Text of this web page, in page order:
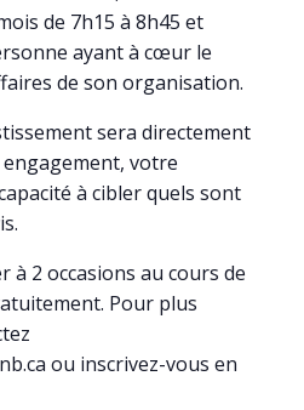
de 7h15 à 8h45 et
ayant à cœur le
de son organisation.
sera directement
votre
à cibler quels sont
à 2 occasions au cours de
Pour plus
ou inscrivez-vous en